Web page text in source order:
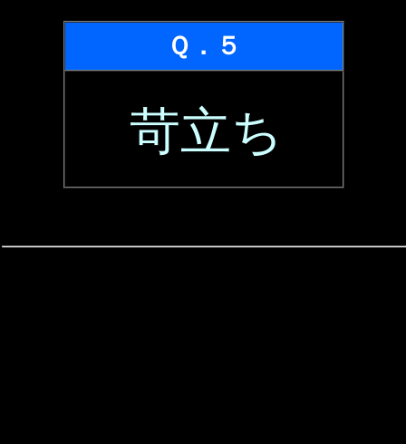
Ｑ．５
苛立ち